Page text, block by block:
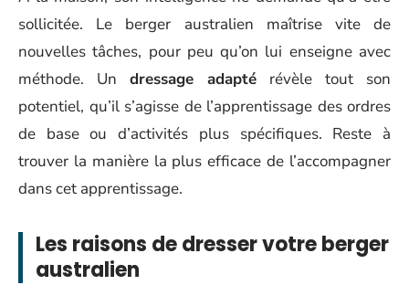
sollicitée. Le berger australien maîtrise vite de
nouvelles tâches, pour peu qu’on lui enseigne avec
méthode. Un dressage adapté révèle tout son
potentiel, qu’il s’agisse de l’apprentissage des ordres
de base ou d’activités plus spécifiques. Reste à
trouver la manière la plus efficace de l’accompagner
dans cet apprentissage.
Les raisons de dresser votre berger
australien